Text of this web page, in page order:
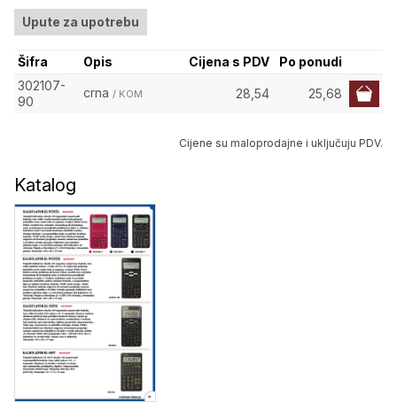
Upute za upotrebu
Šifra Opis Cijena s PDV
Po ponudi
302107-
90
crna / KOM 28,54 25,68
Cijene su maloprodajne i uključuju PDV.
Katalog